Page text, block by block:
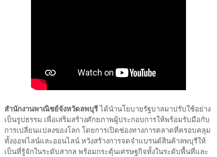
สำนักงานพาณิชย์จังหวัดลพบุรีได้นำนโยบายรัฐบาลมาปรับใช้อย่าง
เป็นรูปธรรม เพื่อเสริมสร้างศักยภาพผู้ประกอบการให้พร้อมรับมือกับ
การเปลี่ยนแปลงของโลก โดยการเปิดช่องทางการตลาดที่ครอบคลุม
ทั้งออฟไลน์และออนไลน์ หวังสร้างการจดจำแบรนด์สินค้าลพบุรีให้
เป็นที่รู้จักในระดับสากล พร้อมกระตุ้นเศรษฐกิจทั้งในระดับพื้นที่และ